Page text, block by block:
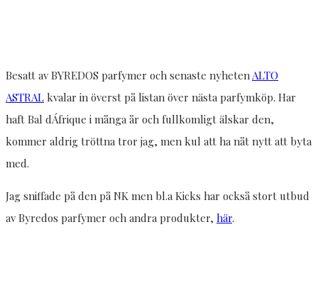
Besatt av BYREDOS parfymer och senaste nyhetenALTO
ASTRAL kvalar in överst på listan över nästa parfymköp. Har
haft Bal dÁfrique i många år och fullkomligt älskar den,
kommer aldrig tröttna tror jag, men kul att ha nåt nytt att byta
med.
Jag sniffade på den på NK men bl.a Kicks har också stort utbud
av Byredos parfymer och andra produkter, här.